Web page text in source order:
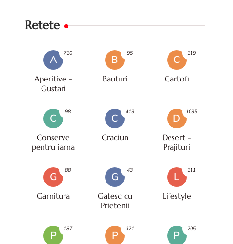
Retete
A
Aperitive -
Gustari
710
B
Bauturi
95
C
Cartofi
119
C
Conserve
pentru iarna
98
C
Craciun
413
D
Desert -
Prajituri
1095
G
Garnitura
88
G
Gatesc cu
Prietenii
43
L
Lifestyle
111
P
187
P
321
P
205